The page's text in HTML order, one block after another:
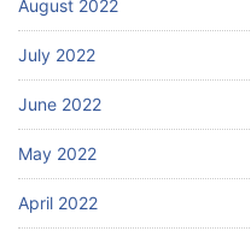
August 2022
July 2022
June 2022
May 2022
April 2022